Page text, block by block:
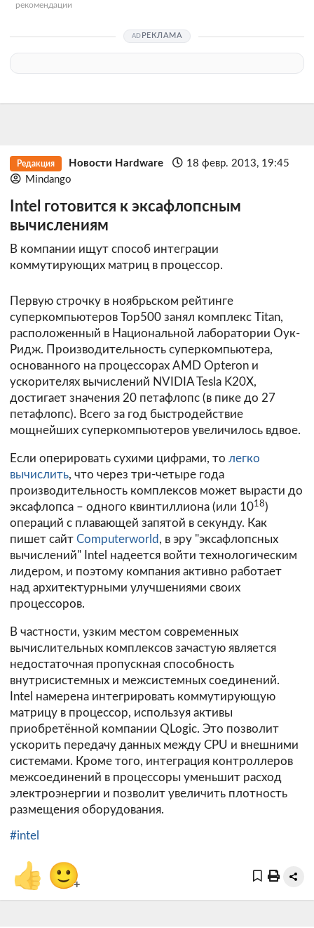
рекомендации
РЕКЛАМА
Редакция Новости Hardware
18 февр. 2013, 19:45
Mindango
Intel готовится к эксафлопсным
вычислениям
В компании ищут способ интеграции
коммутирующих матриц в процессор.
Первую строчку в ноябрьском рейтинге
суперкомпьютеров Top500 занял комплекс Titan,
расположенный в Национальной лаборатории Оук-
Ридж. Производительность суперкомпьютера,
основанного на процессорах AMD Opteron и
ускорителях вычислений NVIDIA Tesla K20X,
достигает значения 20 петафлопс (в пике до 27
петафлопс). Всего за год быстродействие
мощнейших суперкомпьютеров увеличилось вдвое.
Если оперировать сухими цифрами, то легко
вычислить, что через три-четыре года
производительность комплексов может вырасти до
эксафлопса – одного квинтиллиона (или 1018)
операций с плавающей запятой в секунду. Как
пишет сайт Computerworld , в эру "эксафлопсных
вычислений" Intel надеется войти технологическим
лидером, и поэтому компания активно работает
над архитектурными улучшениями своих
процессоров.
В частности, узким местом современных
вычислительных комплексов зачастую является
недостаточная пропускная способность
внутрисистемных и межсистемных соединений.
Intel намерена интегрировать коммутирующую
матрицу в процессор, используя активы
приобретённой компании QLogic. Это позволит
ускорить передачу данных между CPU и внешними
системами. Кроме того, интеграция контроллеров
межсоединений в процессоры уменьшит расход
электроэнергии и позволит увеличить плотность
размещения оборудования.
#intel
👍 🙂+